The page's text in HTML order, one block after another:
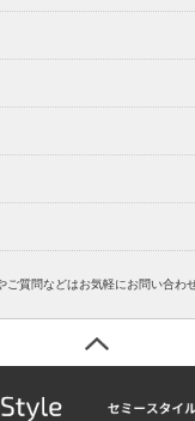
ご質問などはお気軽にお問い合わ